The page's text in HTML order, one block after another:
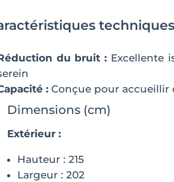
techniques
du bruit : Excellente
:Conçue pour accueillir
Dimensions (cm)
Extérieur :
Hauteur : 215
Largeur : 202